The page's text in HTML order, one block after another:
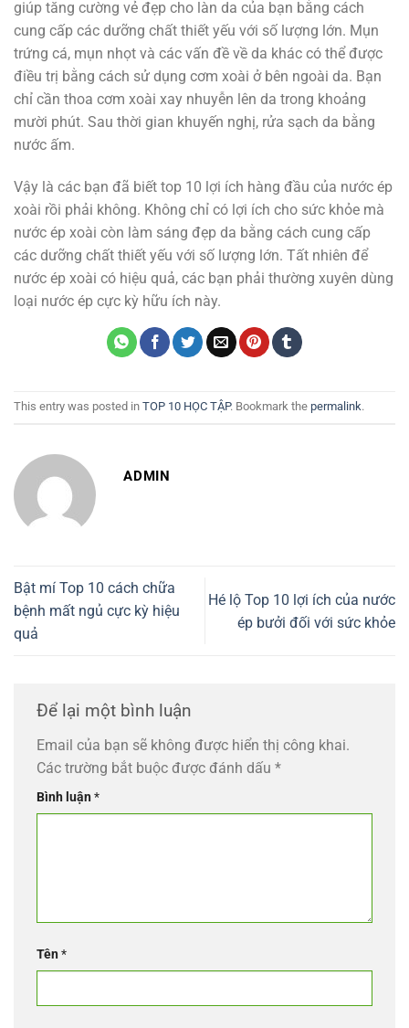
giúp tăng cường vẻ đẹp cho làn da của bạn bằng cách
cung cấp các dưỡng chất thiết yếu với số lượng lớn. Mụn
trứng cá, mụn nhọt và các vấn đề về da khác có thể được
điều trị bằng cách sử dụng cơm xoài ở bên ngoài da. Bạn
chỉ cần thoa cơm xoài xay nhuyễn lên da trong khoảng
mười phút. Sau thời gian khuyến nghị, rửa sạch da bằng
nước ấm.
Vậy là các bạn đã biết top 10 lợi ích hàng đầu của nước ép
xoài rồi phải không. Không chỉ có lợi ích cho sức khỏe mà
nước ép xoài còn làm sáng đẹp da bằng cách cung cấp
các dưỡng chất thiết yếu với số lượng lớn. Tất nhiên để
nước ép xoài có hiệu quả, các bạn phải thường xuyên dùng
loại nước ép cực kỳ hữu ích này.
This entry was posted in TOP 10 HỌC TẬP. Bookmark the permalink.
ADMIN
Bật mí Top 10 cách chữa
bệnh mất ngủ cực kỳ hiệu
quả
Hé lộ Top 10 lợi ích của nước
ép bưởi đối với sức khỏe
Để lại một bình luận
Email của bạn sẽ không được hiển thị công khai.
Các trường bắt buộc được đánh dấu *
Bình luận*
Tên*